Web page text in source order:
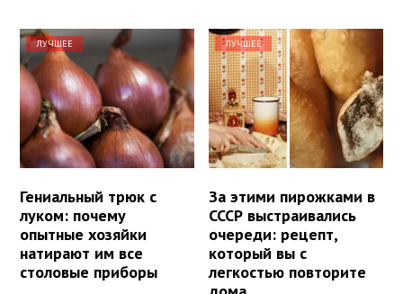
ЛУЧШЕЕ
Гениальный трюк с
луком: почему
опытные хозяйки
натирают им все
столовые приборы
ЛУЧШЕЕ
За этими пирожками в
СССР выстраивались
очереди: рецепт,
который вы с
легкостью повторите